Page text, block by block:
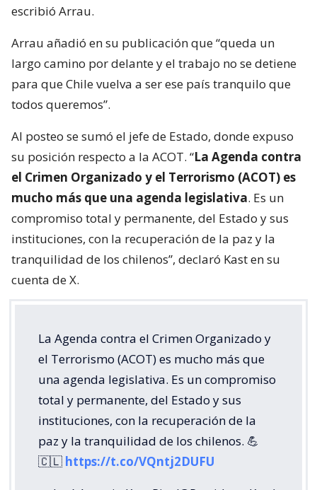
escribió Arrau.
Arrau añadió en su publicación que “queda un
largo camino por delante y el trabajo no se detiene
para que Chile vuelva a ser ese país tranquilo que
todos queremos”.
Al posteo se sumó el jefe de Estado, donde expuso
su posición respecto a la ACOT. “La Agenda contra
el Crimen Organizado y el Terrorismo (ACOT) es
mucho más que una agenda legislativa. Es un
compromiso total y permanente, del Estado y sus
instituciones, con la recuperación de la paz y la
tranquilidad de los chilenos”, declaró Kast en su
cuenta de X.
La Agenda contra el Crimen Organizado y
el Terrorismo (ACOT) es mucho más que
una agenda legislativa. Es un compromiso
total y permanente, del Estado y sus
instituciones, con la recuperación de la
paz y la tranquilidad de los chilenos. 💪
🇨🇱 https://t.co/VQntj2DUFU